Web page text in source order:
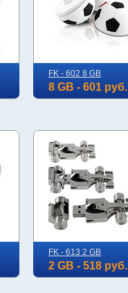
FK - 602 8 GB
8 GB - 601 руб.
FK - 613 2 GB
2 GB - 518 руб.